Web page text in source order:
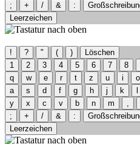
;
+ / & :
Leerzeichen
! ? " ( )
Löschen
1
2 3 4 5 6 7 8
q
w e r t z u i o
a
s d f g h j k
y
x c v b n m ,
;
+ / & :
Leerzeichen